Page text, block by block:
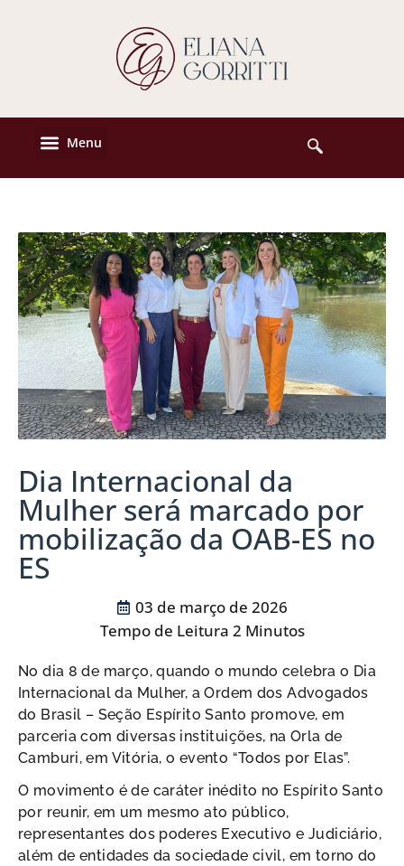
Dia Internacional da
Mulher será marcado por
mobilização da OAB-ES no
ES
03 de março de 2026
No dia 8 de março, quando o mundo celebra o Dia
Internacional da Mulher, a Ordem dos Advogados
do Brasil – Seção Espírito Santo promove, em
parceria com diversas instituições, na Orla de
Camburi, em Vitória, o evento “Todos por Elas”.
O movimento é de caráter inédito no Espírito Santo
por reunir, em um mesmo ato público,
representantes dos poderes Executivo e Judiciário,
além de entidades da sociedade civil, em torno do